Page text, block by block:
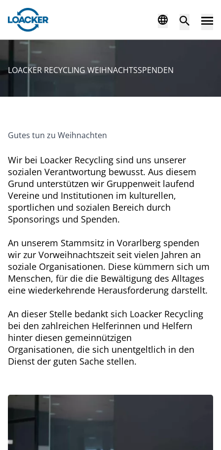
LOACKER RECYCLING WEIHNACHTSSPENDEN
Gutes tun zu Weihnachten
Wir bei Loacker Recycling sind uns unserer
sozialen Verantwortung bewusst. Aus diesem
Grund unterstützen wir Gruppenweit laufend
Vereine und Institutionen im kulturellen,
sportlichen und sozialen Bereich durch
Sponsorings und Spenden.
An unserem Stammsitz in Vorarlberg spenden
wir zur Vorweihnachtszeit seit vielen Jahren an
soziale Organisationen. Diese kümmern sich um
Menschen, für die die Bewältigung des Alltages
eine wiederkehrende Herausforderung darstellt.
An dieser Stelle bedankt sich Loacker Recycling
bei den zahlreichen Helferinnen und Helfern
hinter diesen gemeinnützigen
Organisationen, die sich unentgeltlich in den
Dienst der guten Sache stellen.